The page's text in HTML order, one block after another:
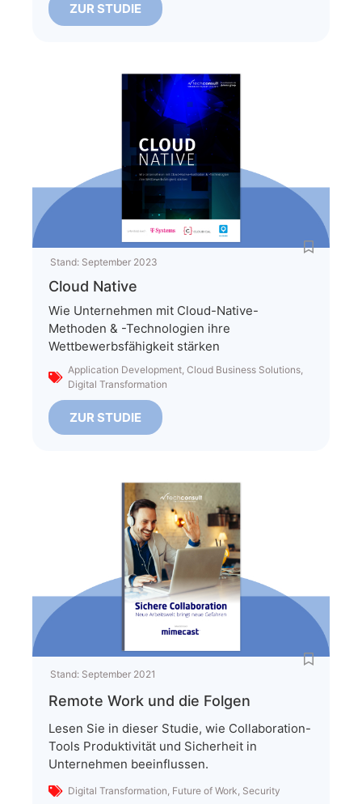
ZUR STUDIE
Stand: September 2023
Cloud Native
Wie Unternehmen mit Cloud-Native-
Methoden & -Technologien ihre
Wettbewerbsfähigkeit stärken
Application Development, Cloud Business Solutions,
Digital Transformation
ZUR STUDIE
Stand: September 2021
Remote Work und die Folgen
Lesen Sie in dieser Studie, wie Collaboration-
Tools Produktivität und Sicherheit in
Unternehmen beeinflussen.
Digital Transformation Future of Work Security